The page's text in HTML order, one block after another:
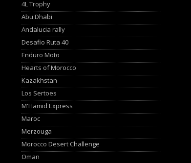
4L Trophy
Abu Dhabi
Andalucia rally
Desafio Ruta 40
Enduro Moto
Hearts of Morocco
Kazakhstan
Los Sertoes
M'Hamid Express
Maroc
Merzouga
Morocco Desert Challenge
Oman